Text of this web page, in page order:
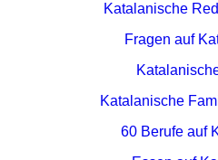
Katalanische
Fragen auf
Katalanische
60 Berufe auf